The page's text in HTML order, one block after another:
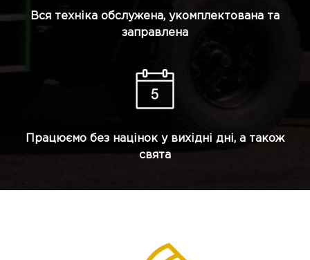
Вся техніка обслужена, укомплектована та
заправлена
Працюємо без націнок у вихідні дні, а також
свята